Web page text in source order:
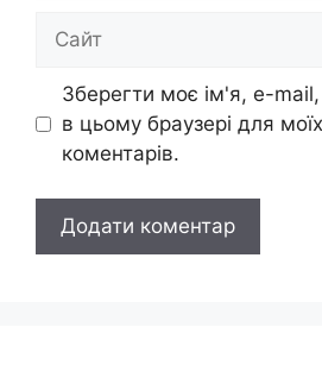
Зберегти моє ім'я, e-
в цьому браузері для
коментарів.